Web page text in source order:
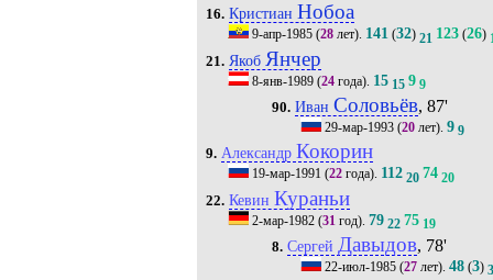
16. Кристиан Нобоа
9-апр-1985(28лет). 141(32) 21 123(26)
21. Якоб Янчер
8-янв-1989(24года). 15 15 9 9
90. Иван Соловьёв, 87'
29-мар-1993 (20 лет).9 9
9. Александр Кокорин
19-мар-1991 (22года). 112 20 74 20
22. Кевин Кураньи
2-мар-1982(31 год). 79 22 75 19
8. Сергей Давыдов, 78'
22-июл-1985 (27 лет).48 (3)